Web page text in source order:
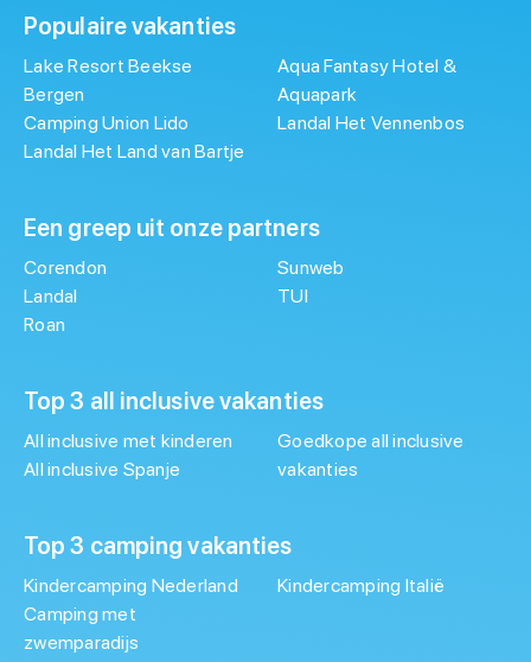
Populaire vakanties
Lake Resort Beekse
Bergen
Camping Union Lido
Landal Het Land van Bartje
Aqua Fantasy Hotel &
Aquapark
Landal Het Vennenbos
Een greep uit onze partners
Corendon
Landal
Roan
Sunweb
TUI
Top 3 all inclusive vakanties
All inclusive met kinderen
All inclusive Spanje
Goedkope all inclusive
vakanties
Top 3 camping vakanties
Kindercamping Nederland
Camping met
zwemparadijs
Kindercamping Italië